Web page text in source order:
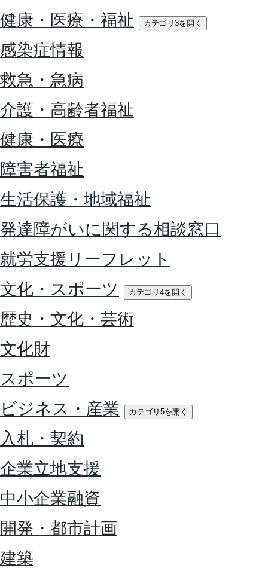
健康・医療・福祉
カテゴリ3を開く
感染症情報
救急・急病
介護・高齢者福祉
健康・医療
障害者福祉
生活保護・地域福祉
発達障がいに関する相談窓口
就労支援リーフレット
文化・スポーツ
カテゴリ4を開く
歴史・文化・芸術
文化財
スポーツ
ビジネス・産業
カテゴリ5を開く
入札・契約
企業立地支援
中小企業融資
開発・都市計画
建築